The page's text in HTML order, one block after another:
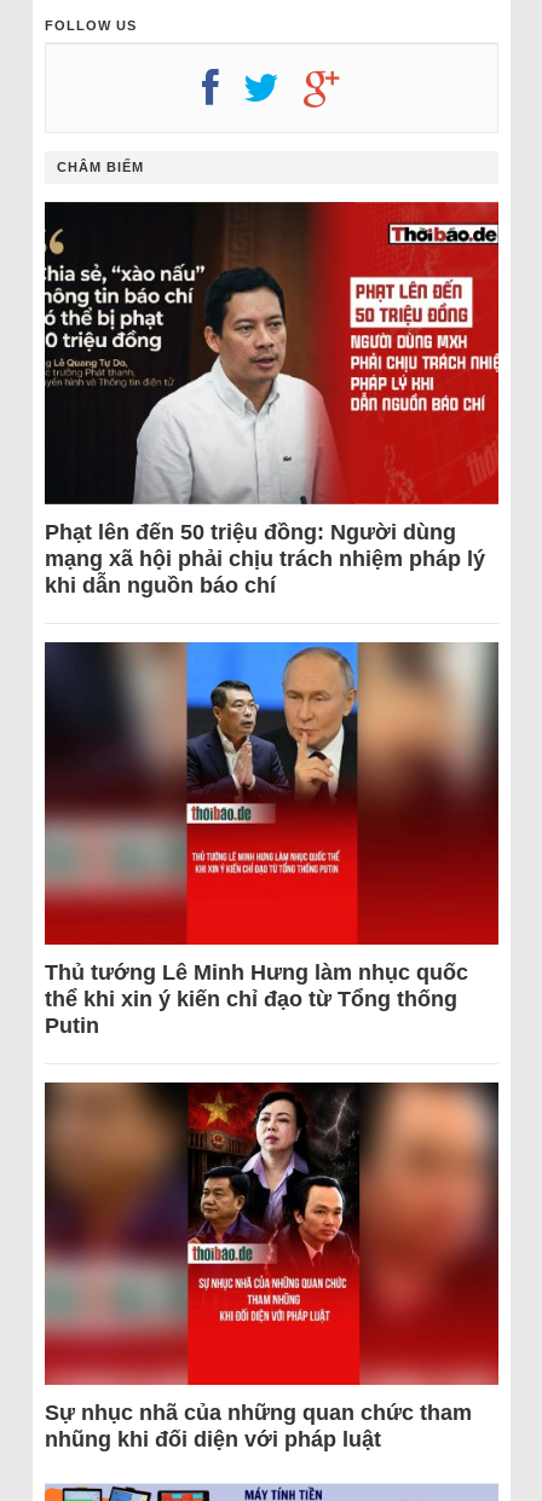
FOLLOW US
CHÂM BIẾM
Phạt lên đến 50 triệu đồng: Người dùng
mạng xã hội phải chịu trách nhiệm pháp lý
khi dẫn nguồn báo chí
Thủ tướng Lê Minh Hưng làm nhục quốc
thể khi xin ý kiến chỉ đạo từ Tổng thống
Putin
Sự nhục nhã của những quan chức tham
nhũng khi đối diện với pháp luật